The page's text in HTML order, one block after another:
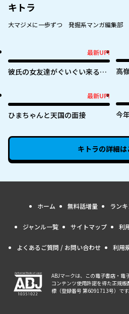
キトラ
大マジメに一歩ずつ 発掘系マンガ編集部
最新UP!
彼氏の女友達がぐいぐい来る
高
最新UP!
ひまちゃんと天国の面接
今
キトラの詳細は
ホーム 無料話増量 ラン
ジャンル一覧 サイトマップ 利
よくあるご質問 / お問い合わせ 利用
ABJマークは、この電子書店・電
コンテンツ使用許諾を得た正規
標（登録番号 第6091713号）です